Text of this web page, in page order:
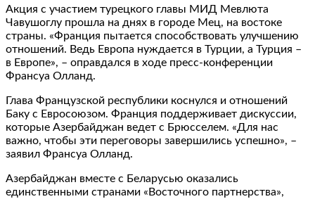
Акция с участием турецкого главы МИД Мевлюта
Чавушоглу прошла на днях в городе Мец, на востоке
страны. «Франция пытается способствовать улучшению
отношений. Ведь Европа нуждается в Турции, а Турция –
в Европе», – оправдался в ходе пресс-конференции
Франсуа Олланд.
Глава Французской республики коснулся и отношений
Баку с Евросоюзом. Франция поддерживает дискуссии,
которые Азербайджан ведет с Брюсселем. «Для нас
важно, чтобы эти переговоры завершились успешно», –
заявил Франсуа Олланд.
Азербайджан вместе с Беларусью оказались
единственными странами «Восточного партнерства»,